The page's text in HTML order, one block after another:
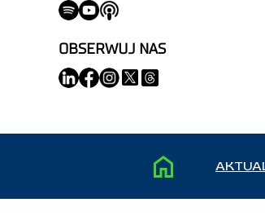
OBSERWUJ NAS